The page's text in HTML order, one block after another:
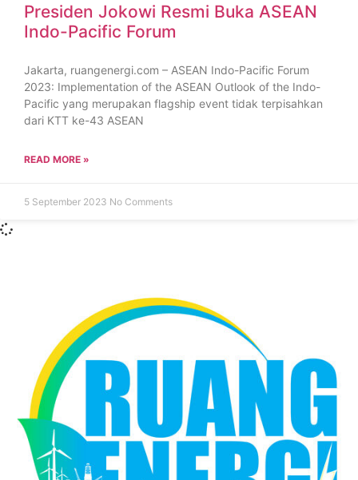
Presiden Jokowi Resmi Buka ASEAN
Indo-Pacific Forum
Jakarta, ruangenergi.com – ASEAN Indo-Pacific Forum
2023: Implementation of the ASEAN Outlook of the Indo-
Pacific yang merupakan flagship event tidak terpisahkan
dari KTT ke-43 ASEAN
READ MORE »
5 September 2023 No Comments